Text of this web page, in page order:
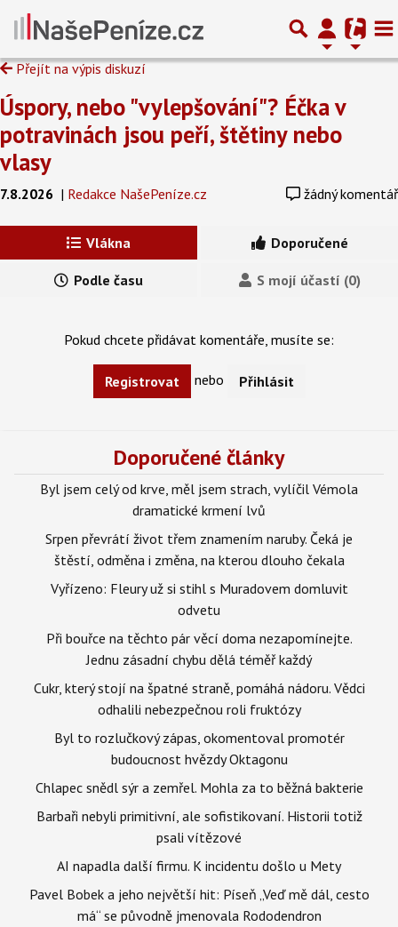
Přejít na výpis diskuzí
Úspory, nebo "vylepšování"? Éčka v
potravinách jsou peří, štětiny nebo
vlasy
7.8.2026 | Redakce NašePeníze.cz žádný komentář
Vlákna Doporučené
Podle času S mojí účastí (0)
Pokud chcete přidávat komentáře, musíte se:
Registrovat nebo Přihlásit
Doporučené články
Byl jsem celý od krve, měl jsem strach, vylíčil Vémola
dramatické krmení lvů
Srpen převrátí život třem znamením naruby. Čeká je
štěstí, odměna i změna, na kterou dlouho čekala
Vyřízeno: Fleury už si stihl s Muradovem domluvit
odvetu
Při bouřce na těchto pár věcí doma nezapomínejte.
Jednu zásadní chybu dělá téměř každý
Cukr, který stojí na špatné straně, pomáhá nádoru. Vědci
odhalili nebezpečnou roli fruktózy
Byl to rozlučkový zápas, okomentoval promotér
budoucnost hvězdy Oktagonu
Chlapec snědl sýr a zemřel. Mohla za to běžná bakterie
Barbaři nebyli primitivní, ale sofistikovaní. Historii totiž
psali vítězové
AI napadla další firmu. K incidentu došlo u Mety
Pavel Bobek a jeho největší hit: Píseň „Veď mě dál, cesto
má“ se původně jmenovala Rododendron